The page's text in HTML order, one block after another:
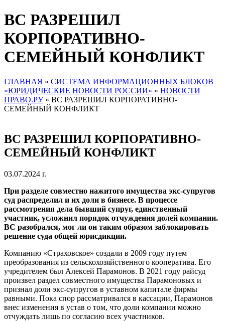
ВС РАЗРЕШИЛ
КОРПОРАТИВНО-
СЕМЕЙНЫЙ КОНФЛИКТ
ГЛАВНАЯ » СИСТЕМА ИНФОРМАЦИОННЫХ БЛОКОВ
«ЮРИДИЧЕСКИЕ НОВОСТИ РОССИИ» » НОВОСТИ
ПРАВО.РУ» ВС РАЗРЕШИЛ КОРПОРАТИВНО-
СЕМЕЙНЫЙ КОНФЛИКТ
ВС РАЗРЕШИЛ КОРПОРАТИВНО-
СЕМЕЙНЫЙ КОНФЛИКТ
03.07.2024 г.
При разделе совместно нажитого имущества экс-супругов
суд распределил и их доли в бизнесе. В процессе
рассмотрения дела бывший супруг, единственный
участник, усложнил порядок отчуждения долей компании.
ВС разобрался, мог ли он таким образом заблокировать
решение суда общей юрисдикции.
Компанию «Страховское» создали в 2009 году путем
преобразования из сельскохозяйственного кооператива. Его
учредителем был Алексей Парамонов. В 2021 году райсуд
произвел раздел совместного имущества Парамоновых и
признал доли экс-супругов в уставном капитале фирмы
равными. Пока спор рассматривался в кассации, Парамонов
внес изменения в устав о том, что доли компании можно
отчуждать лишь по согласию всех участников.